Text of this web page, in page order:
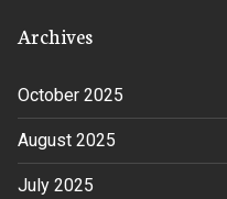
Archives
October 2025
August 2025
July 2025